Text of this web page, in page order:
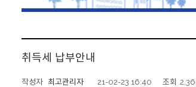
취득세 납부안내
작성자 최고관리자 21-02-23 16:40 조회